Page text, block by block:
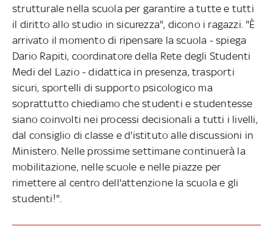
strutturale nella scuola per garantire a tutte e tutti
il diritto allo studio in sicurezza", dicono i ragazzi. "È
arrivato il momento di ripensare la scuola - spiega
Dario Rapiti, coordinatore della Rete degli Studenti
Medi del Lazio - didattica in presenza, trasporti
sicuri, sportelli di supporto psicologico ma
soprattutto chiediamo che studenti e studentesse
siano coinvolti nei processi decisionali a tutti i livelli,
dal consiglio di classe e d'istituto alle discussioni in
Ministero. Nelle prossime settimane continuerà la
mobilitazione, nelle scuole e nelle piazze per
rimettere al centro dell'attenzione la scuola e gli
studenti!".